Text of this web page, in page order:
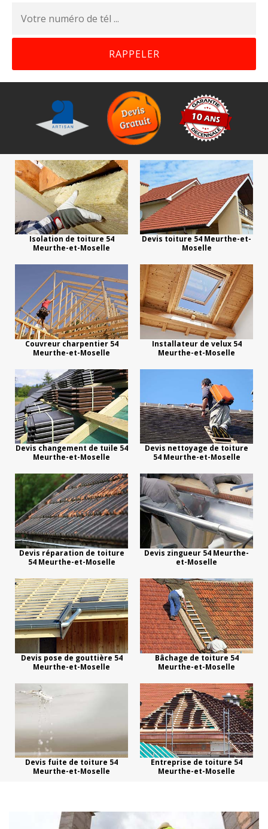
Isolation de toiture 54
Meurthe-et-Moselle
Devis toiture 54 Meurthe-et-
Moselle
Couvreur charpentier 54
Meurthe-et-Moselle
Installateur de velux 54
Meurthe-et-Moselle
Devis changement de tuile 54
Meurthe-et-Moselle
Devis nettoyage de toiture
54 Meurthe-et-Moselle
Devis réparation de toiture
54 Meurthe-et-Moselle
Devis zingueur 54 Meurthe-
et-Moselle
Devis pose de gouttière 54
Meurthe-et-Moselle
Bâchage de toiture 54
Meurthe-et-Moselle
Devis fuite de toiture 54
Meurthe-et-Moselle
Entreprise de toiture 54
Meurthe-et-Moselle